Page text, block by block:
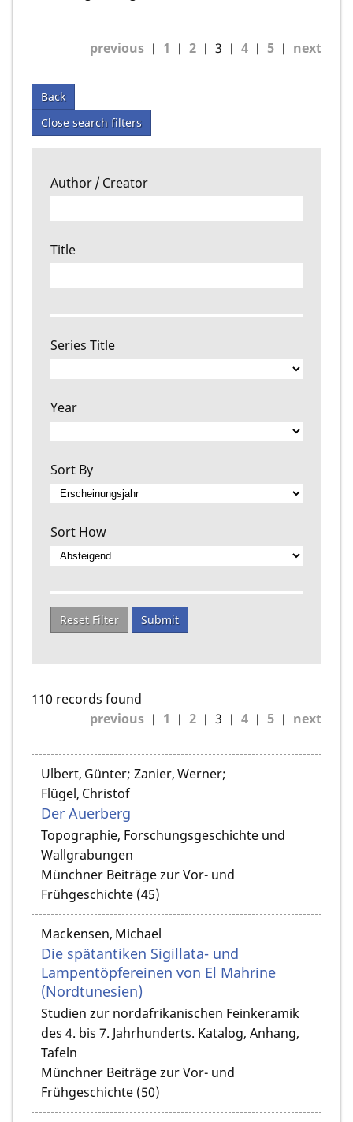
previous 1 2 3 4 5 next
Back
Close search filters
Author / Creator
Title
Series Title
Year
Sort By
Sort How
Reset Filter Submit
110 records found
previous
1 2 3 4 5 next
Ulbert, Günter; Zanier, Werner;
Flügel, Christof
Der Auerberg
Topographie, Forschungsgeschichte und
Wallgrabungen
Münchner Beiträge zur Vor- und
Frühgeschichte (45)
Mackensen, Michael
Die spätantiken Sigillata- und
Lampentöpfereinen von El Mahrine
(Nordtunesien)
Studien zur nordafrikanischen Feinkeramik
des 4. bis 7. Jahrhunderts. Katalog, Anhang,
Tafeln
Münchner Beiträge zur Vor- und
Frühgeschichte (50)